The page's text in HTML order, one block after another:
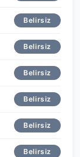
Belirsiz
Belirsiz
Belirsiz
Belirsiz
Belirsiz
Belirsiz